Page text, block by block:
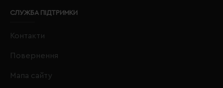
СЛУЖБА ПІДТРИМКИ
Контакти
Повернення
Мапа сайту